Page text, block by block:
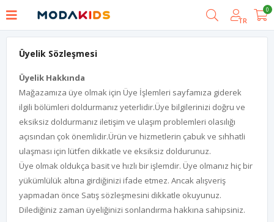
TR
0
Üyelik Sözleşmesi
Üyelik Hakkında
Mağazamıza üye olmak için Üye İşlemleri sayfamıza giderek
ilgili bölümleri doldurmanız yeterlidir.Üye bilgilerinizi doğru ve
eksiksiz doldurmanız iletişim ve ulaşım problemleri olasılığı
açısından çok önemlidir.Ürün ve hizmetlerin çabuk ve sıhhatli
ulaşması için lütfen dikkatle ve eksiksiz doldurunuz.
Üye olmak oldukça basit ve hızlı bir işlemdir. Üye olmanız hiç bir
yükümlülük altına girdiğinizi ifade etmez. Ancak alışveriş
yapmadan önce Satış sözleşmesini dikkatle okuyunuz.
Dilediğiniz zaman üyeliğinizi sonlandırma hakkına sahipsiniz.